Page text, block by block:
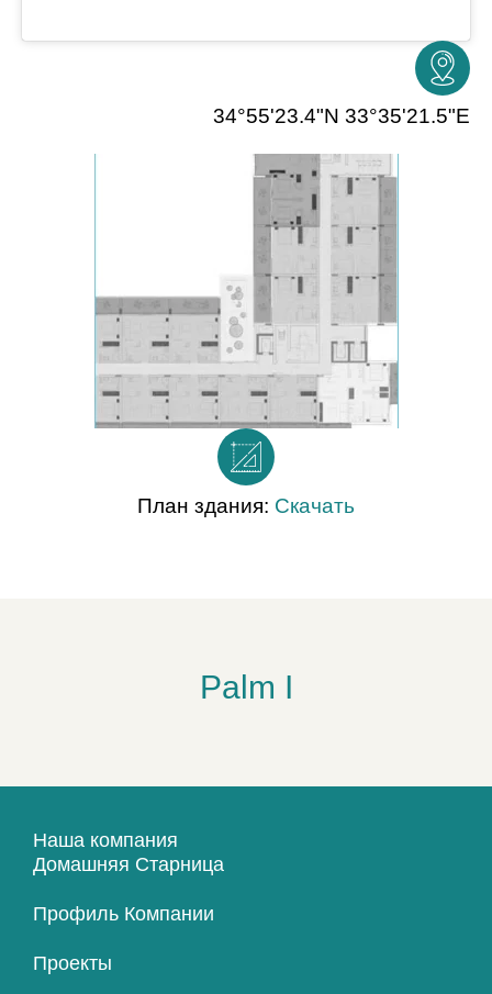
34°55'23.4"N 33°35'21.5"E
План здания: Скачать
Palm I
Наша компания
Домашняя Старница
Профиль Компании
Проекты